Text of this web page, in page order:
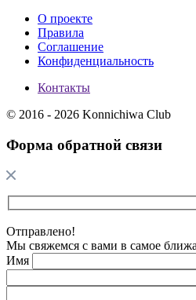
О проекте
Правила
Соглашение
Конфиденциальность
Контакты
© 2016 - 2026 Konnichiwa Club
Форма обратной связи
Отправлено!
Мы свяжемся с вами в самое
Имя